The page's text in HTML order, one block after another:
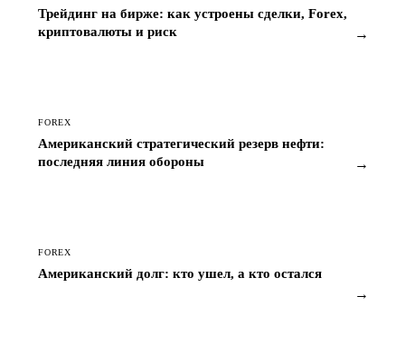
Трейдинг на бирже: как устроены сделки, Forex,
криптовалюты и риск
→
FOREX
Американский стратегический резерв нефти:
последняя линия обороны
→
FOREX
Американский долг: кто ушел, а кто остался
→